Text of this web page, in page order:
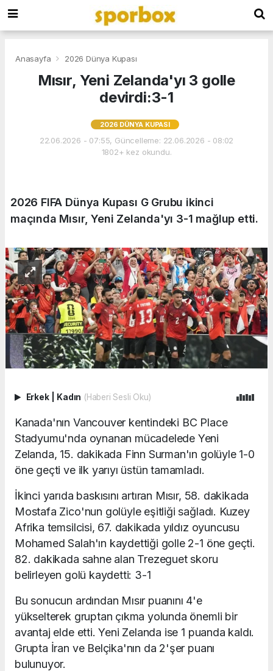
Anasayfa 2026 Dünya Kupası
Mısır, Yeni Zelanda'yı 3 golle
devirdi:3-1
2026 DÜNYA KUPASI
22.06.2026 - 07:55, Güncelleme: 22.06.2026 - 08:02
1802+ kez okundu.
2026 FIFA Dünya Kupası G Grubu ikinci
maçında Mısır, Yeni Zelanda'yı 3-1 mağlup etti.
Erkek Kadın (Haberi Sesli Oku)
Kanada'nın Vancouver kentindeki BC Place
Stadyumu'nda oynanan mücadelede Yeni
Zelanda, 15. dakikada Finn Surman'ın golüyle 1-0
öne geçti ve ilk yarıyı üstün tamamladı.
İkinci yarıda baskısını artıran Mısır, 58. dakikada
Mostafa Zico'nun golüyle eşitliği sağladı. Kuzey
Afrika temsilcisi, 67. dakikada yıldız oyuncusu
Mohamed Salah'ın kaydettiği golle 2-1 öne geçti.
82. dakikada sahne alan Trezeguet skoru
belirleyen golü kaydetti: 3-1
Bu sonucun ardından Mısır puanını 4'e
yükselterek gruptan çıkma yolunda önemli bir
avantaj elde etti. Yeni Zelanda ise 1 puanda kaldı.
Grupta İran ve Belçika'nın da 2'şer puanı
bulunuyor.